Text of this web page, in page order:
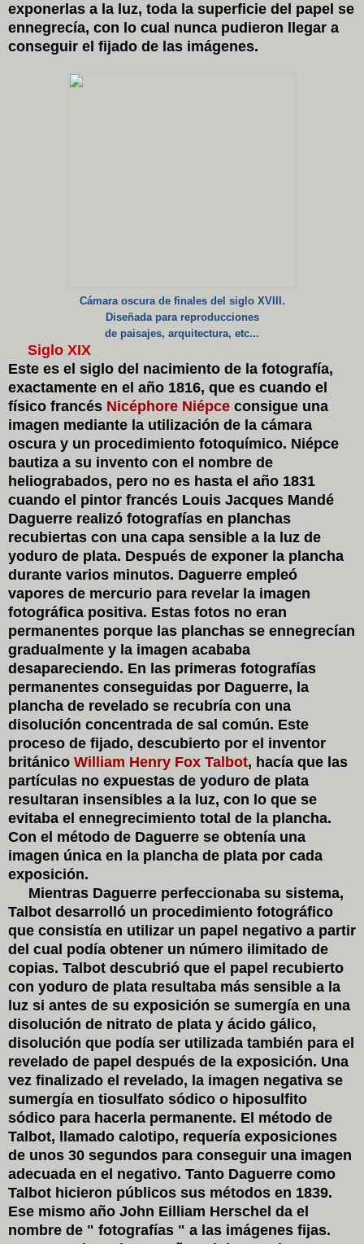
exponerlas a la luz, toda la superficie del papel se
ennegrecía, con lo cual nunca pudieron llegar a
conseguir el fijado de las imágenes.
Cámara oscura de finales del siglo XVIII.
Diseñada para reproducciones
de paisajes, arquitectura, etc...
Siglo XIX
Este es el siglo del nacimiento de la fotografía,
exactamente en el año 1816, que es cuando el
físico francés Nicéphore Niépce consigue una
imagen mediante la utilización de la cámara
oscura y un procedimiento fotoquímico. Niépce
bautiza a su invento con el nombre de
heliograbados, pero no es hasta el año 1831
cuando el pintor francés Louis Jacques Mandé
Daguerre realizó fotografías en planchas
recubiertas con una capa sensible a la luz de
yoduro de plata. Después de exponer la plancha
durante varios minutos. Daguerre empleó
vapores de mercurio para revelar la imagen
fotográfica positiva. Estas fotos no eran
permanentes porque las planchas se ennegrecían
gradualmente y la imagen acababa
desapareciendo. En las primeras fotografías
permanentes conseguidas por Daguerre, la
plancha de revelado se recubría con una
disolución concentrada de sal común. Este
proceso de fijado, descubierto por el inventor
británico William Henry Fox Talbot, hacía que las
partículas no expuestas de yoduro de plata
resultaran insensibles a la luz, con lo que se
evitaba el ennegrecimiento total de la plancha.
Con el método de Daguerre se obtenía una
imagen única en la plancha de plata por cada
exposición.
Mientras Daguerre perfeccionaba su sistema,
Talbot desarrolló un procedimiento fotográfico
que consistía en utilizar un papel negativo a partir
del cual podía obtener un número ilimitado de
copias. Talbot descubrió que el papel recubierto
con yoduro de plata resultaba más sensible a la
luz si antes de su exposición se sumergía en una
disolución de nitrato de plata y ácido gálico,
disolución que podía ser utilizada también para el
revelado de papel después de la exposición. Una
vez finalizado el revelado, la imagen negativa se
sumergía en tiosulfato sódico o hiposulfito
sódico para hacerla permanente. El método de
Talbot, llamado calotipo, requería exposiciones
de unos 30 segundos para conseguir una imagen
adecuada en el negativo. Tanto Daguerre como
Talbot hicieron públicos sus métodos en 1839.
Ese mismo año John Eilliam Herschel da el
nombre de " fotografías " a las imágenes fijas.